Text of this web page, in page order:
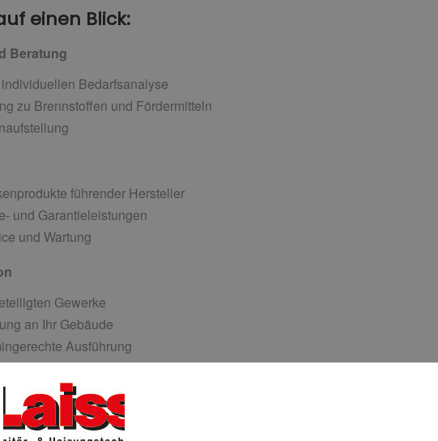
einen Blick:
Beratung
Bedarfsanalyse
zu Brennstoffen und Fördermitteln
führender Hersteller
und Garantieleistungen
und Wartung
Gewerke
an Ihr Gebäude
Ausführung
,
für bestehende Heizungsanlagen